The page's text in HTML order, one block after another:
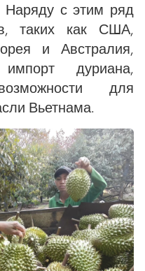
с этим ряд
таких как США,
и Австралия,
дуриана,
для
Вьетнама.